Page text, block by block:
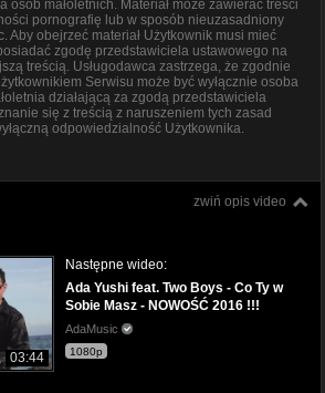
osób małoletnich. Materiał może zawierać treści
pornografię lub w sposób nieuzasadniony
Aby obejrzeć materiał Użytkownik musi mieć
zgodę przedstawiciela ustawowego na
treścią. Usługodawca zastrzega, że zgodnie
Serwisu może być wyłącznie osoba
działającą za zgodą przedstawiciela
się z treścią z naruszeniem tych zasad
odpowiedzialność Użytkownika.
zwiń opis video
03:44
Następne wideo:
Ada Yushi feat. Two Boys - Co Ty w
Sobie Masz - NOWOŚĆ 2016 !!!
AdaMusic
1080p